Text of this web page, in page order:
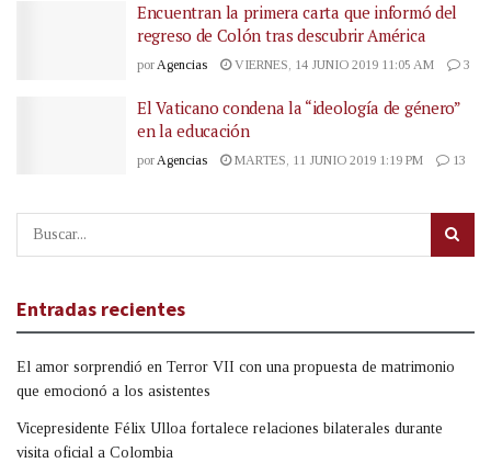
Encuentran la primera carta que informó del
regreso de Colón tras descubrir América
porAgencias VIERNES, 14 JUNIO 2019 11:05 AM 3
El Vaticano condena la “ideología de género”
en la educación
por Agencias MARTES, 11 JUNIO 2019 1:19 PM 13
Entradas recientes
El amor sorprendió en Terror VII con una propuesta de matrimonio
que emocionó a los asistentes
Vicepresidente Félix Ulloa fortalece relaciones bilaterales durante
visita oficial a Colombia